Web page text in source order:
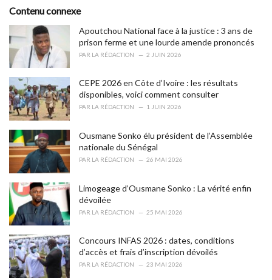
o
r
i
e
s
:
:Contenu connexe
Apoutchou National face à la justice : 3 ans de
prison ferme et une lourde amende prononcés
PAR LA RÉDACTION 2 JUIN 2026
CEPE 2026 en Côte d’Ivoire : les résultats
disponibles, voici comment consulter
PAR LA RÉDACTION 1 JUIN 2026
Ousmane Sonko élu président de l’Assemblée
nationale du Sénégal
PAR LA RÉDACTION 26 MAI 2026
Limogeage d’Ousmane Sonko : La vérité enfin
dévoilée
PAR LA RÉDACTION 25 MAI 2026
Concours INFAS 2026 : dates, conditions
d’accès et frais d’inscription dévoilés
PAR LA RÉDACTION 23 MAI 2026